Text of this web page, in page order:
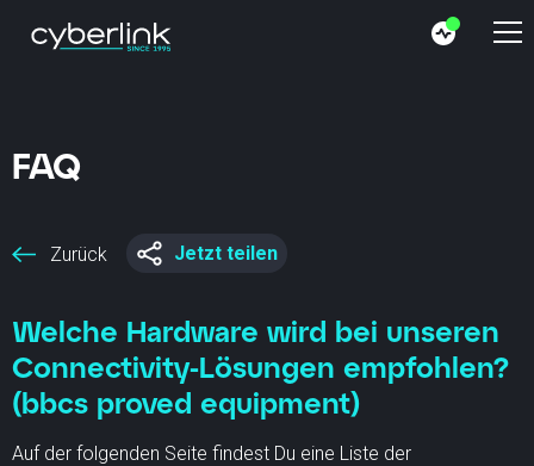
FAQ
Zurück Jetzt teilen
Welche Hardware wird bei unseren
Connectivity-Lösungen empfohlen?
(bbcs proved equipment)
Auf der folgenden Seite findest Du eine Liste der